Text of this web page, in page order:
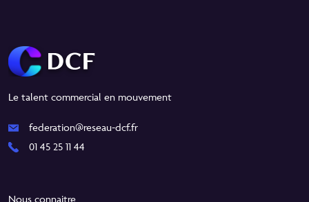
Le talent commercial en mouvement
federation@reseau-dcf.fr
01 45 25 11 44
Nous connaitre